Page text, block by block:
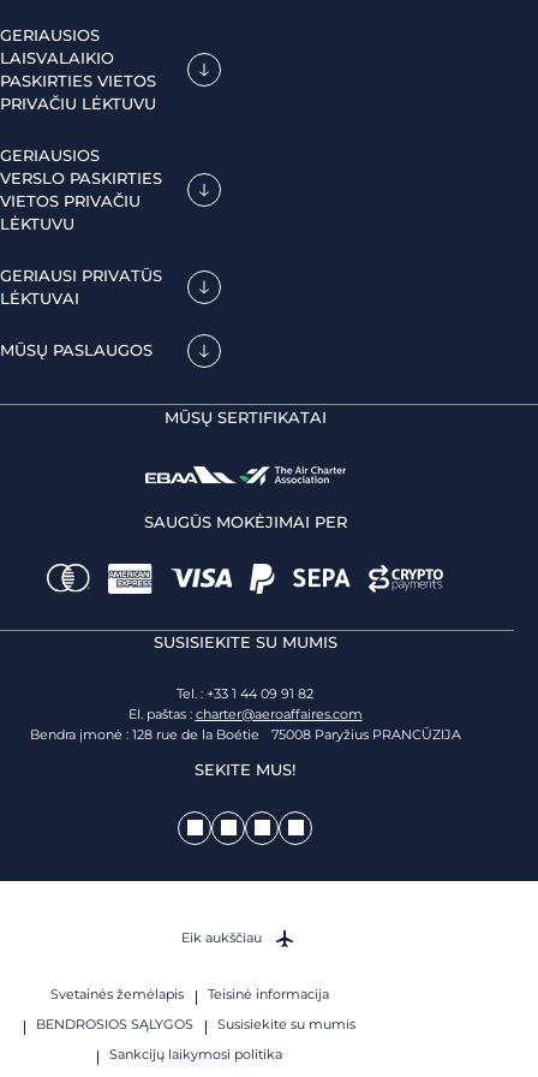
GERIAUSIOS
LAISVALAIKIO
PASKIRTIES VIETOS
PRIVAČIU LĖKTUVU
GERIAUSIOS
VERSLO PASKIRTIES
VIETOS PRIVAČIU
LĖKTUVU
GERIAUSI PRIVATŪS
LĖKTUVAI
MŪSŲ PASLAUGOS
MŪSŲ SERTIFIKATAI
SAUGŪS MOKĖJIMAI PER
SUSISIEKITE SU MUMIS
Tel. : +33 1 44 09 91 82
El. paštas : charter@aeroaffaires.com
Bendra įmonė : 128 rue de la Boétie 75008 Paryžius PRANCŪZIJA
SEKITE MUS!
Svetainės žemėlapis
Teisinė informacija
BENDROSIOS SĄLYGOS
Susisiekite su mumis
Sankcijų laikymosi politika
Eik aukščiau